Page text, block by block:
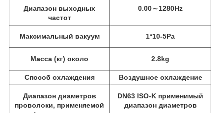
Диапазон выходных
частот
0.00～1280Hz
Максимальный вакуум 1*10-5Pa
Масса (кг) около 2.8kg
Способ охлаждения Воздушное охлаждение
Диапазон диаметров
проволоки, применяемой
DN63 ISO-K применимый
диапазон диаметров